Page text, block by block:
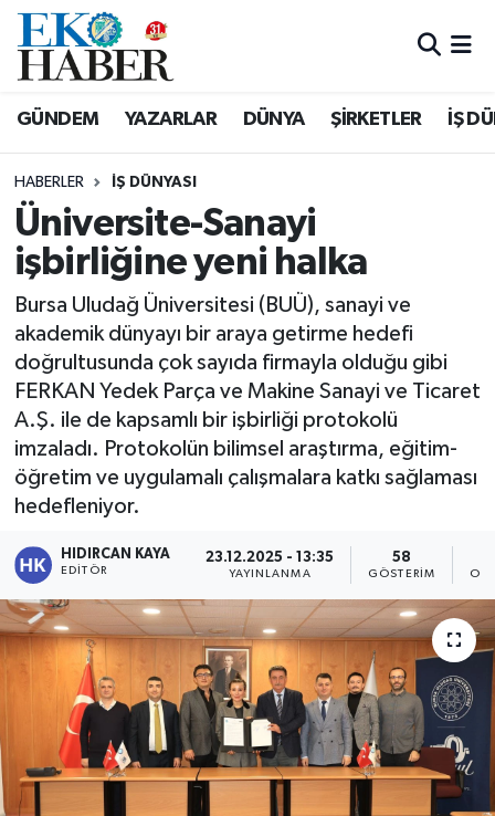
GÜNDEM YAZARLAR DÜNYA ŞİRKETLER İŞ
HABERLER İŞ DÜNYASI
Üniversite-Sanayi
işbirliğine yeni halka
Bursa Uludağ Üniversitesi (BUÜ), sanayi ve
akademik dünyayı bir araya getirme hedefi
doğrultusunda çok sayıda firmayla olduğu gibi
FERKAN Yedek Parça ve Makine Sanayi ve Ticaret
A.Ş. ile de kapsamlı bir işbirliği protokolü
imzaladı. Protokolün bilimsel araştırma, eğitim-
öğretim ve uygulamalı çalışmalara katkı sağlaması
hedefleniyor.
HIDIRCAN KAYA
EDITÖR
23.12.2025 - 13:35
YAYINLANMA
58
GÖSTERIM
Hava Durumu
Tüm Manşetler
Son Dakika Haberleri
Haber Arşivi